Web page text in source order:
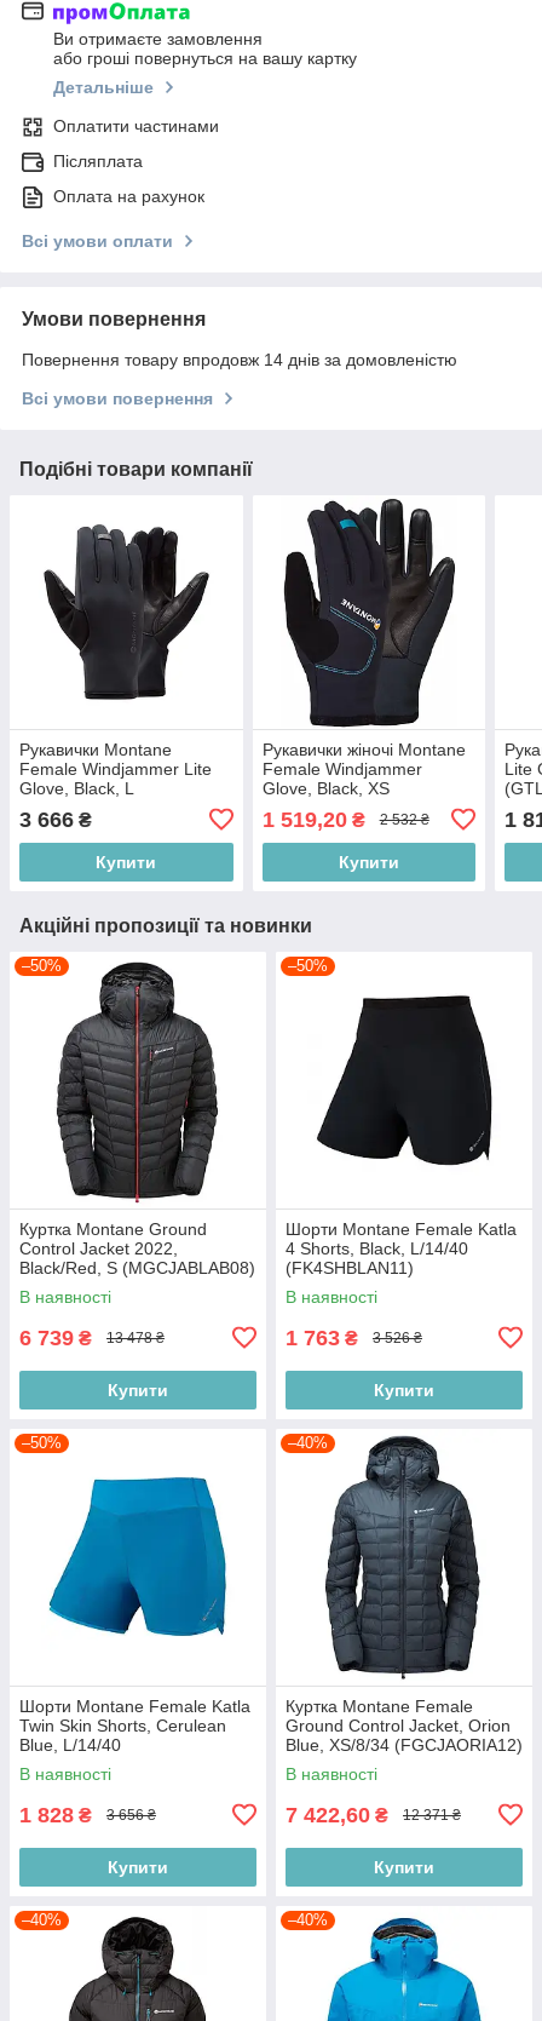
Ви отримаєте замовлення
або гроші повернуться на вашу картку
Детальніше
Оплатити частинами
Післяплата
Оплата на рахунок
Всі умови оплати
Умови повернення
Повернення товару впродовж 14 днів за домовленістю
Всі умови повернення
Подібні товари компанії
Рукавички Montane
Female Windjammer Lite
Glove, Black, L
3 666 ₴
Купити
Рукавички жіночі Montane
Female Windjammer
Glove, Black, XS
1 519,20₴ 2 532 ₴
Купити
Lite
1
Акційні пропозиції та новинки
–50%
Куртка Montane Ground
Control Jacket 2022,
Black/Red, S (MGCJABLAB08)
В наявності
6 739 ₴ 13 478 ₴
Купити
–50%
Шорти Montane Female Katla
4 Shorts, Black, L/14/40
(FK4SHBLAN11)
В наявності
1 763 ₴ 3 526 ₴
Купити
–50%
Шорти Montane Female Katla
Twin Skin Shorts, Cerulean
Blue, L/14/40
(FKTSKCERN11)
В наявності
1 828 ₴ 3 656 ₴
Купити
–40%
Куртка Montane Female
Ground Control Jacket, Orion
Blue, XS/8/34 (FGCJAORIA12)
В наявності
7 422,60 ₴ 12 371 ₴
Купити
–40% –40%